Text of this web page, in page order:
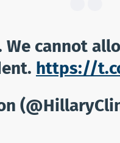
cannot
https://